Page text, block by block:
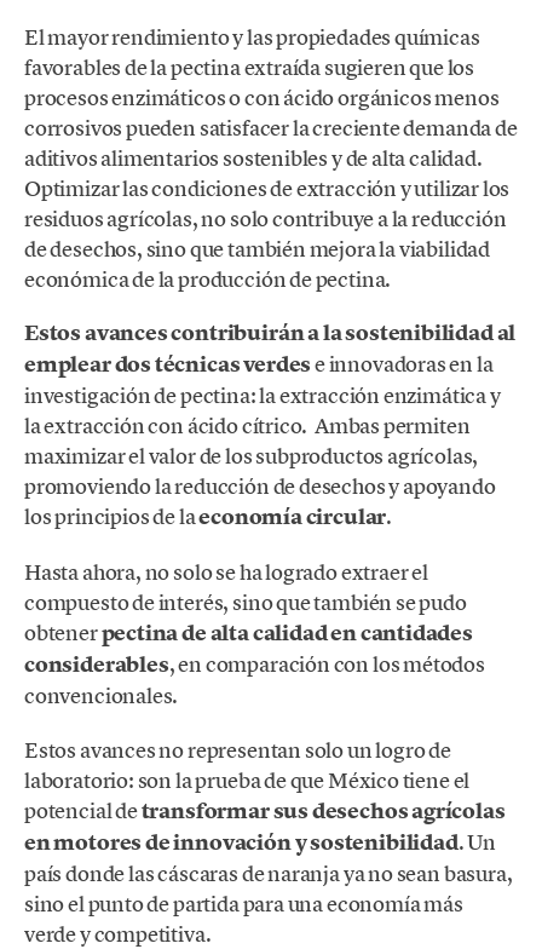
El mayor rendimiento y las propiedades químicas
favorables de la pectina extraída sugieren que los
procesos enzimáticos o con ácido orgánicos menos
corrosivos pueden satisfacer la creciente demanda de
aditivos alimentarios sostenibles y de alta calidad.
Optimizar las condiciones de extracción y utilizar los
residuos agrícolas, no solo contribuye a la reducción
de desechos, sino que también mejora la viabilidad
económica de la producción de pectina.
Estos avances contribuirán a la sostenibilidad al
emplear dos técnicas verdese innovadoras en la
investigación de pectina: la extracción enzimática y
la extracción con ácido cítrico. Ambas permiten
maximizar el valor de los subproductos agrícolas,
promoviendo la reducción de desechos y apoyando
los principios de laeconomía circular.
Hasta ahora, no solo se ha logrado extraer el
compuesto de interés, sino que también se pudo
obtenerpectina de alta calidad en cantidades
considerables, en comparación con los métodos
convencionales.
Estos avances no representan solo un logro de
laboratorio: son la prueba de que México tiene el
potencial detransformar sus desechos agrícolas
en motores de innovación y sostenibilidad. Un
país donde las cáscaras de naranja ya no sean basura,
sino el punto de partida para una economía más
verde y competitiva.